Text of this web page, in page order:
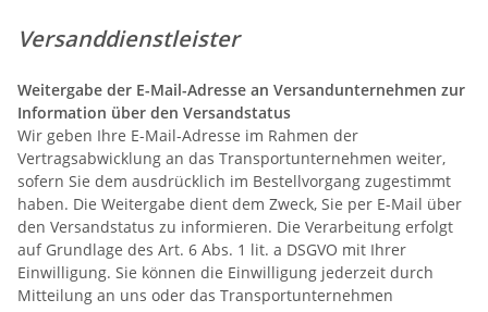
Versanddienstleister
Weitergabe der E-Mail-Adresse an Versandunternehmen zur
Information über den Versandstatus
Wir geben Ihre E-Mail-Adresse im Rahmen der
Vertragsabwicklung an das Transportunternehmen weiter,
sofern Sie dem ausdrücklich im Bestellvorgang zugestimmt
haben. Die Weitergabe dient dem Zweck, Sie per E-Mail über
den Versandstatus zu informieren. Die Verarbeitung erfolgt
auf Grundlage des Art. 6 Abs. 1 lit. a DSGVO mit Ihrer
Einwilligung. Sie können die Einwilligung jederzeit durch
Mitteilung an uns oder das Transportunternehmen